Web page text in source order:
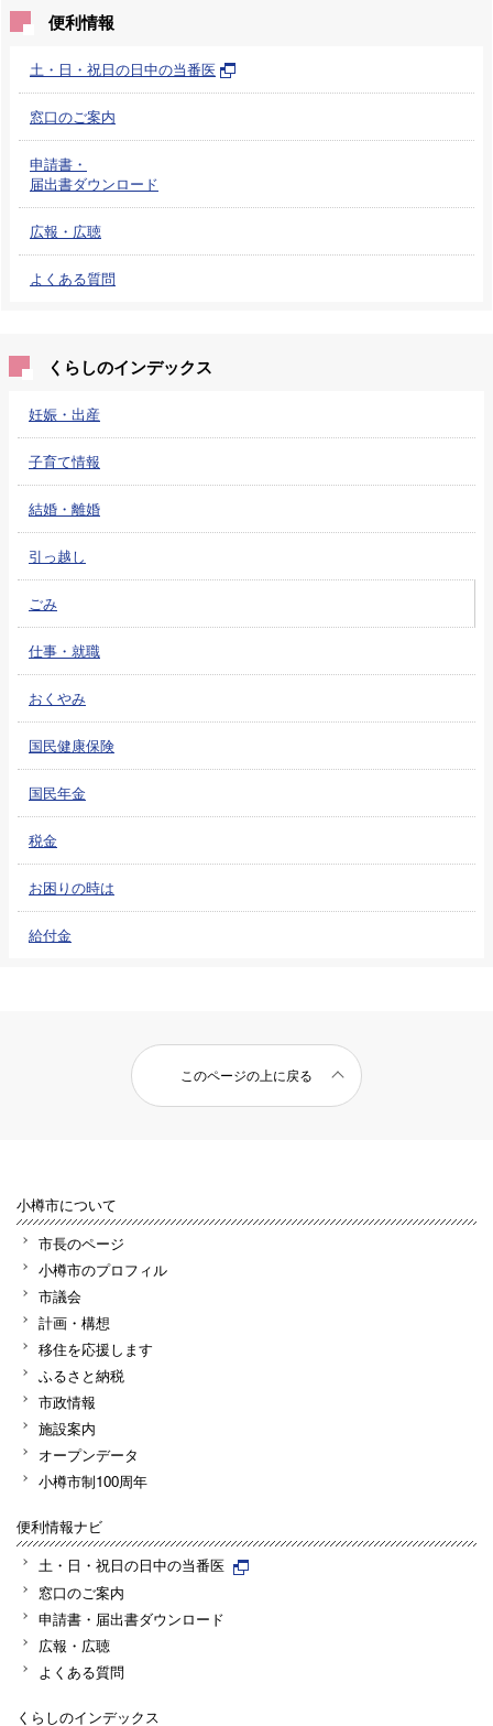
便利情報
土・日・祝日の日中の当番医
窓口のご案内
申請書・
届出書ダウンロード
広報・広聴
よくある質問
くらしのインデックス
妊娠・出産
子育て情報
結婚・離婚
引っ越し
ごみ
仕事・就職
おくやみ
国民健康保険
国民年金
税金
お困りの時は
給付金
このページの上に戻る
小樽市について
市長のページ
小樽市のプロフィル
市議会
計画・構想
移住を応援します
ふるさと納税
市政情報
施設案内
オープンデータ
小樽市制100周年
便利情報ナビ
土・日・祝日の日中の当番医
窓口のご案内
申請書・届出書ダウンロード
広報・広聴
よくある質問
くらしのインデックス